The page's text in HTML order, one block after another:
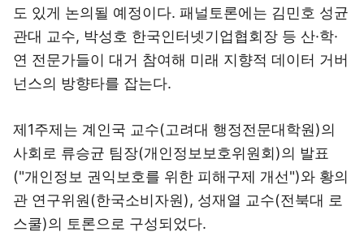
도 있게 논의될 예정이다. 패널토론에는 김민호 성균
관대 교수, 박성호 한국인터넷기업협회장 등 산·학·
연 전문가들이 대거 참여해 미래 지향적 데이터 거버
넌스의 방향타를 잡는다.
제1주제는 계인국 교수(고려대 행정전문대학원)의
사회로 류승균 팀장(개인정보보호위원회)의 발표
("개인정보 권익보호를 위한 피해구제 개선")와 황의
관 연구위원(한국소비자원), 성재열 교수(전북대 로
스쿨)의 토론으로 구성되었다.